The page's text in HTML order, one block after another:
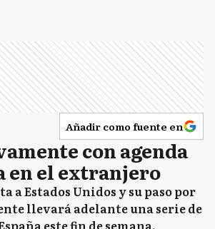
Añadir como fuente en
con agenda
el extranjero
a Estados Unidos y su paso por
llevará adelante una serie de
este fin de semana.